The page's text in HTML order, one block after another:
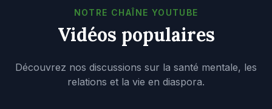
NOTRE CHAÎNE YOUTUBE
Vidéos populaires
Découvrez nos discussions sur la santé mentale, les
relations et la vie en diaspora.